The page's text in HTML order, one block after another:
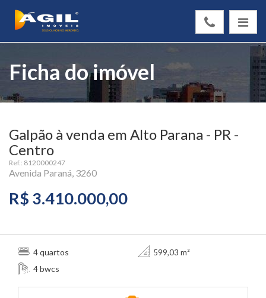
Ficha do imóvel
Galpão à venda em Alto Parana - PR -
Centro
Ref.: 8120000247
Avenida Paraná, 3260
R$ 3.410.000,00
4quartos
4bwcs
599,03 m²